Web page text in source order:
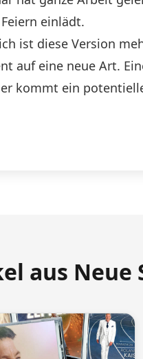
einlädt.
ist diese Version
auf eine neue Art.
kommt ein
aus Neue